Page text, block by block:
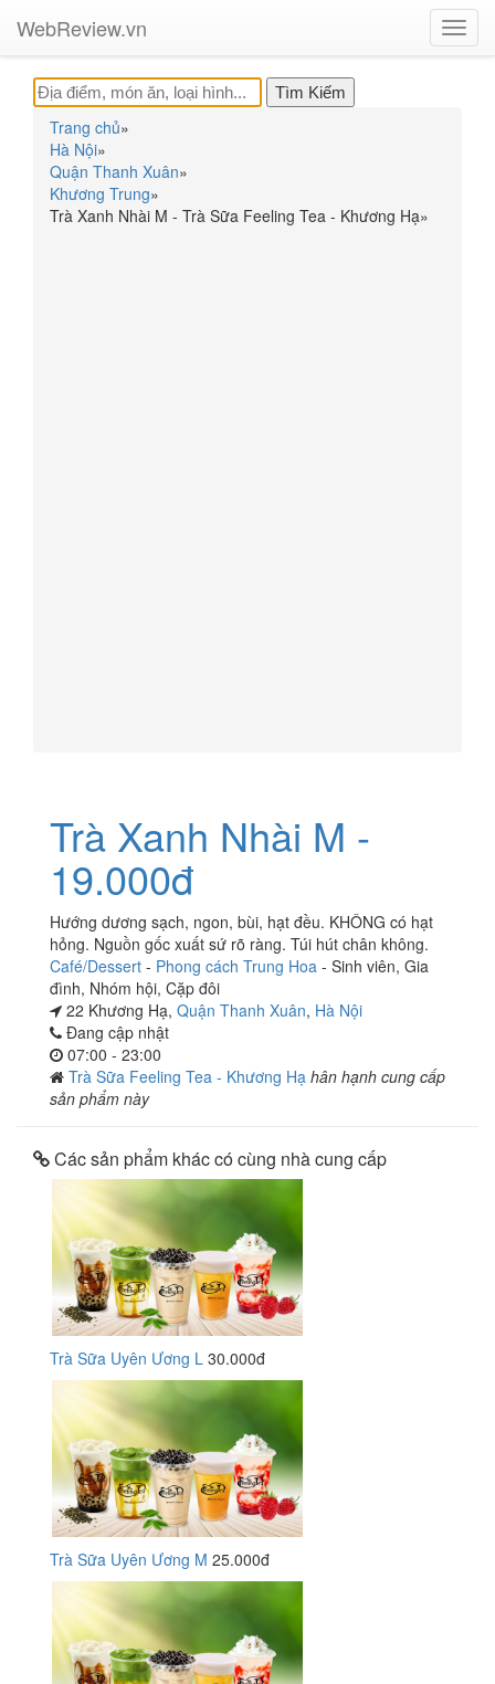
WebReview.vn
Trang chủ»
Hà Nội»
Quận Thanh Xuân»
Khương Trung»
Trà Xanh Nhài M - Trà Sữa Feeling Tea - Khương Hạ»
Trà Xanh Nhài M -
19.000đ
Hướng dương sạch, ngon, bùi, hạt đều. KHÔNG có hạt
hỏng. Nguồn gốc xuất sứ rõ ràng. Túi hút chân không.
Café/Dessert - Phong cách Trung Hoa - Sinh viên, Gia
đình, Nhóm hội, Cặp đôi
22 Khương Hạ, Quận Thanh Xuân, Hà Nội
Đang cập nhật
07:00 - 23:00
Trà Sữa Feeling Tea - Khương Hạ hân hạnh cung cấp
sản phẩm này
Các sản phẩm khác có cùng nhà cung cấp
Trà Sữa Uyên Ương L 30.000đ
Trà Sữa Uyên Ương M 25.000đ